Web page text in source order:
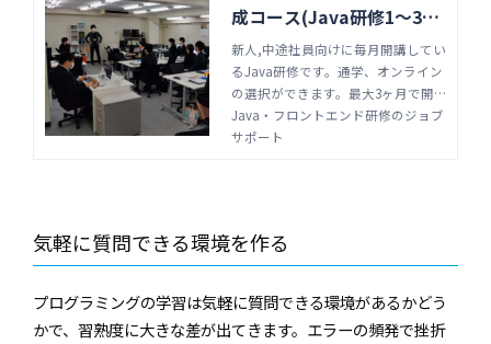
成コース(Java研修1～3ヶ
月)
新人,中途社員向けに毎月開講してい
るJava研修です。通学、オンライン
の選択ができます。最大3ヶ月で開
発環境(言語、バージョンアップな
ど)に左右されない基礎知識、開発チ
Java・フロントエンド研修のジョブ
サポート
気軽に質問できる環境を作る
プログラミングの学習は気軽に質問できる環境があるかどう
かで、習熟度に大きな差が出てきます。エラーの頻発で挫折